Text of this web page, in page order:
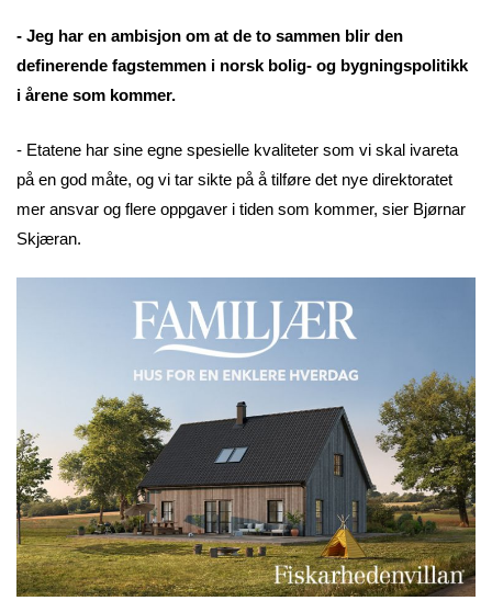
- Jeg har en ambisjon om at de to sammen blir den
definerende fagstemmen i norsk bolig- og bygningspolitikk
i årene som kommer.
- Etatene har sine egne spesielle kvaliteter som vi skal ivareta
på en god måte, og vi tar sikte på å tilføre det nye direktoratet
mer ansvar og flere oppgaver i tiden som kommer, sier Bjørnar
Skjæran.